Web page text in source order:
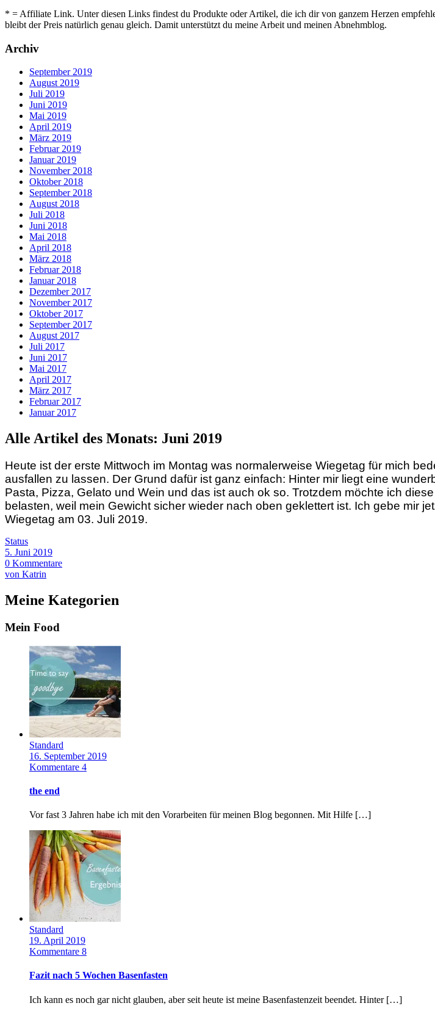
* = Affiliate Link. Unter diesen Links findest du Produkte oder Artikel, die ich dir von ganzem Herzen
bleibt der Preis natürlich genau gleich. Damit unterstützt du meine Arbeit und meinen Abnehmblog.
Archiv
September 2019
August 2019
Juli 2019
Juni 2019
Mai 2019
April 2019
März 2019
Februar 2019
Januar 2019
November 2018
Oktober 2018
September 2018
August 2018
Juli 2018
Juni 2018
Mai 2018
April 2018
März 2018
Februar 2018
Januar 2018
Dezember 2017
November 2017
Oktober 2017
September 2017
August 2017
Juli 2017
Juni 2017
Mai 2017
April 2017
März 2017
Februar 2017
Januar 2017
Alle Artikel des Monats: Juni 2019
Heute ist der erste Mittwoch im Montag was normalerweise Wiegetag für mich
ausfallen zu lassen. Der Grund dafür ist ganz einfach: Hinter mir liegt eine
Pasta, Pizza, Gelato und Wein und das ist auch ok so. Trotzdem möchte ich
belasten, weil mein Gewicht sicher wieder nach oben geklettert ist. Ich gebe mir
Wiegetag am 03. Juli 2019.
Status
5. Juni 2019
0 Kommentare
von Katrin
Meine Kategorien
Mein Food
Standard
16. September 2019
Kommentare 4
the end
Vor fast 3 Jahren habe ich mit den Vorarbeiten für meinen Blog begonnen. Mit Hilfe […]
Standard
19. April 2019
Kommentare 8
Fazit nach 5 Wochen Basenfasten
Ich kann es noch gar nicht glauben, aber seit heute ist meine Basenfastenzeit beendet. Hinter […]